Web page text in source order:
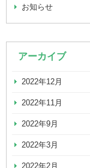
お知らせ
アーカイブ
2022年12月
2022年11月
2022年9月
2022年3月
2022年2月